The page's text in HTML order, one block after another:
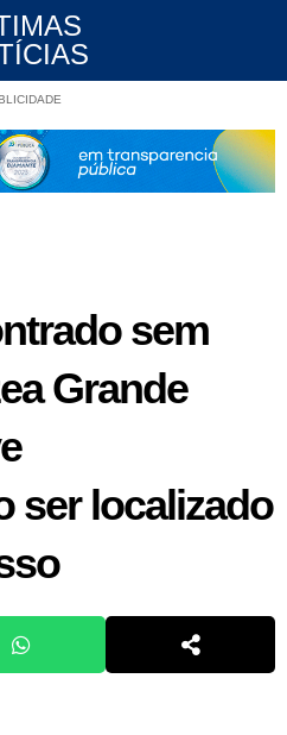
sem
Grande
ser localizado